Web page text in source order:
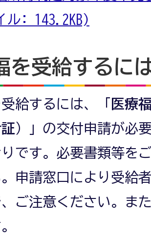
ル: 143.2KB)
を受給するに
給するには、「
医療
）」の交付申請が必
です。必要書類等を
申請窓口により受給
ご注意ください。ま